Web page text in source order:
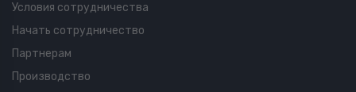
Условия сотрудничества
Начать сотрудничество
Партнерам
Производство